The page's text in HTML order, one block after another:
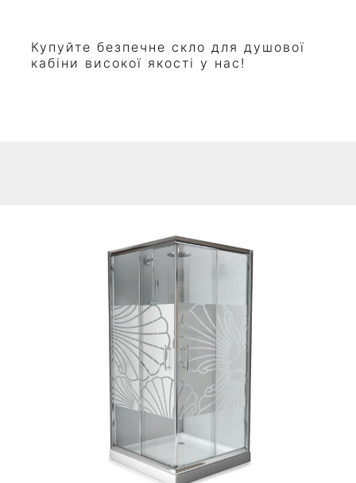
Купуйте безпечне скло для душової
кабіни високої якості у нас!